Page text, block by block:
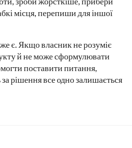
місця, перепиши для іншої
є. Якщо власник не розуміє
й не може сформулювати
поставити питання,
рішення все одно залишається